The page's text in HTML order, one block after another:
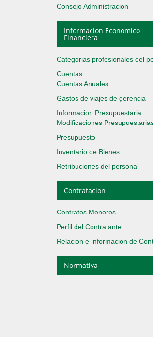
Consejo Administracion
Informacion Economico
Financiera
Categorias profesionales del
Cuentas
Cuentas Anuales
Gastos de viajes de gerencia
Informacion Presupuestaria
Modificaciones
Presupuesto
Inventario de Bienes
Retribuciones del personal
Contratacion
Contratos Menores
Perfil del Contratante
Relacion e Informacion de
Normativa